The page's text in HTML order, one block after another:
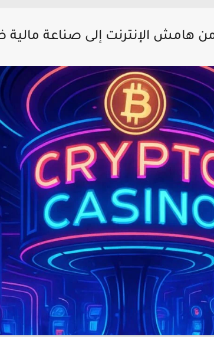
من هامش الإنترنت إلى صناعة